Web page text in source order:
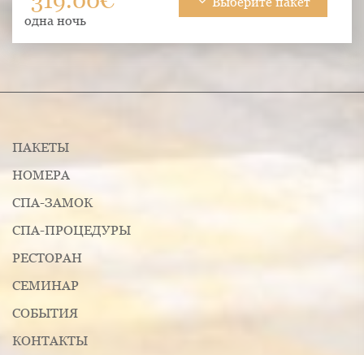
liquor Мини-бар Халаты
Тапочки
Фен
tv Tелевидение
одна ночь
ПАКЕТЫ
НОМЕРА
СПА-ЗАМОК
СПА-ПРОЦЕДУРЫ
РЕСТОРАН
СЕМИНАР
СОБЫТИЯ
КОНТАКТЫ